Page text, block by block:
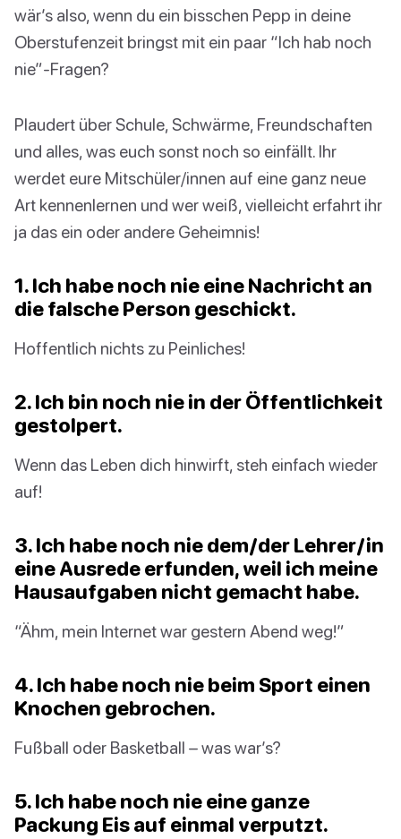
wär’s also, wenn du ein bisschen Pepp in deine
Oberstufenzeit bringst mit ein paar “Ich hab noch
nie”-Fragen?
Plaudert über Schule, Schwärme, Freundschaften
und alles, was euch sonst noch so einfällt. Ihr
werdet eure Mitschüler/innen auf eine ganz neue
Art kennenlernen und wer weiß, vielleicht erfahrt ihr
ja das ein oder andere Geheimnis!
1. Ich habe noch nie eine Nachricht an
die falsche Person geschickt.
Hoffentlich nichts zu Peinliches!
2. Ich bin noch nie in der Öffentlichkeit
gestolpert.
Wenn das Leben dich hinwirft, steh einfach wieder
auf!
3. Ich habe noch nie dem/der Lehrer/in
eine Ausrede erfunden, weil ich meine
Hausaufgaben nicht gemacht habe.
“Ähm, mein Internet war gestern Abend weg!”
4. Ich habe noch nie beim Sport einen
Knochen gebrochen.
Fußball oder Basketball – was war’s?
5. Ich habe noch nie eine ganze
Packung Eis auf einmal verputzt.